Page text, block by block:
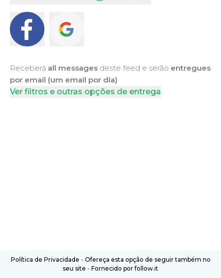
Receberá all messages deste feed e serão entregues
por email (um email por dia)
Ver filtros e outras opções de entrega
Política de Privacidade - Ofereça esta opção de seguir também no
seu site - Fornecido por follow.it